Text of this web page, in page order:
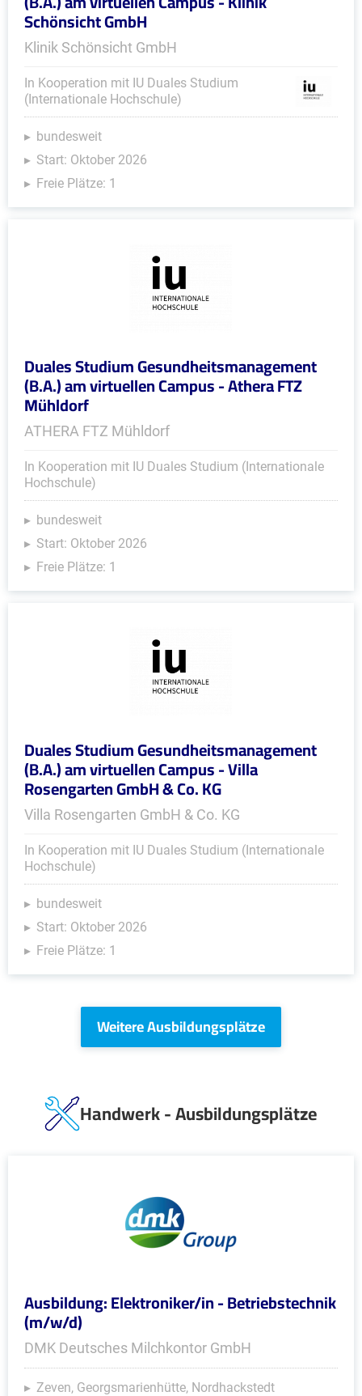
Schönsicht GmbH
Klinik Schönsicht GmbH
In Kooperation mit IU Duales Studium
(Internationale Hochschule)
bundesweit
Start: Oktober 2026
Freie Plätze: 1
Duales Studium Gesundheitsmanagement
(B.A.) am virtuellen Campus - Athera FTZ
Mühldorf
ATHERA FTZ Mühldorf
In Kooperation mit IU Duales Studium (Internationale
Hochschule)
bundesweit
Start: Oktober 2026
Freie Plätze: 1
Duales Studium Gesundheitsmanagement
(B.A.) am virtuellen Campus - Villa
Rosengarten GmbH & Co. KG
Villa Rosengarten GmbH & Co. KG
In Kooperation mit IU Duales Studium (Internationale
Hochschule)
bundesweit
Start: Oktober 2026
Freie Plätze: 1
Weitere Ausbildungsplätze
Handwerk - Ausbildungsplätze
Ausbildung: Elektroniker/in - Betriebstechnik
(m/w/d)
DMK Deutsches Milchkontor GmbH
Zeven, Georgsmarienhütte, Nordhackstedt